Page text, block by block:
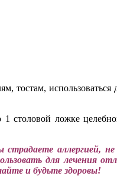
тостам,
ложке
аллергией, не
для лечения
и будьте здоровы!